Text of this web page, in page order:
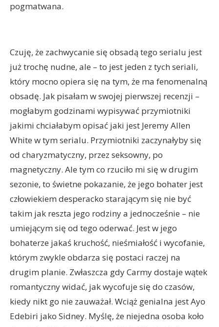
pogmatwana.
Czuję, że zachwycanie się obsadą tego serialu jest
już trochę nudne, ale – to jest jeden z tych seriali,
który mocno opiera się na tym, że ma fenomenalną
obsadę. Jak pisałam w swojej pierwszej recenzji –
mogłabym godzinami wypisywać przymiotniki
jakimi chciałabym opisać jaki jest Jeremy Allen
White w tym serialu. Przymiotniki zaczynałyby się
od charyzmatyczny, przez seksowny, po
magnetyczny. Ale tym co rzuciło mi się w drugim
sezonie, to świetne pokazanie, że jego bohater jest
człowiekiem desperacko starającym się nie być
takim jak reszta jego rodziny a jednocześnie – nie
umiejącym się od tego oderwać. Jest w jego
bohaterze jakaś kruchość, nieśmiałość i wycofanie,
którym zwykle obdarza się postaci raczej na
drugim planie. Zwłaszcza gdy Carmy dostaje wątek
romantyczny widać, jak wycofuje się do czasów,
kiedy nikt go nie zauważał. Wciąż genialna jest Ayo
Edebiri jako Sidney. Myślę, że niejedna osoba koło